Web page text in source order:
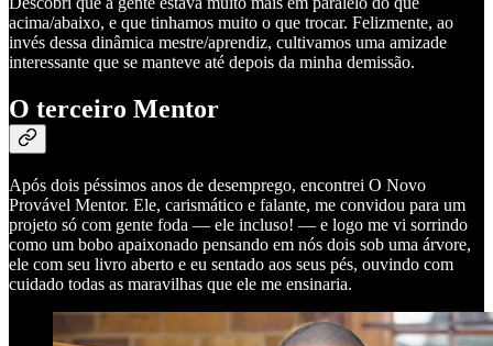
acima/abaixo, e que tinhamos muito o que trocar. Felizmente, ao
invés dessa dinâmica mestre/aprendiz, cultivamos uma amizade
interessante que se manteve até depois da minha demissão.
O terceiro Mentor
Após dois péssimos anos de desemprego, encontrei O Novo
Provável Mentor. Ele, carismático e falante, me convidou para um
projeto só com gente foda — ele incluso! — e logo me vi sorrindo
como um bobo apaixonado pensando em nós dois sob uma árvore,
ele com seu livro aberto e eu sentado aos seus pés, ouvindo com
cuidado todas as maravilhas que ele me ensinaria.